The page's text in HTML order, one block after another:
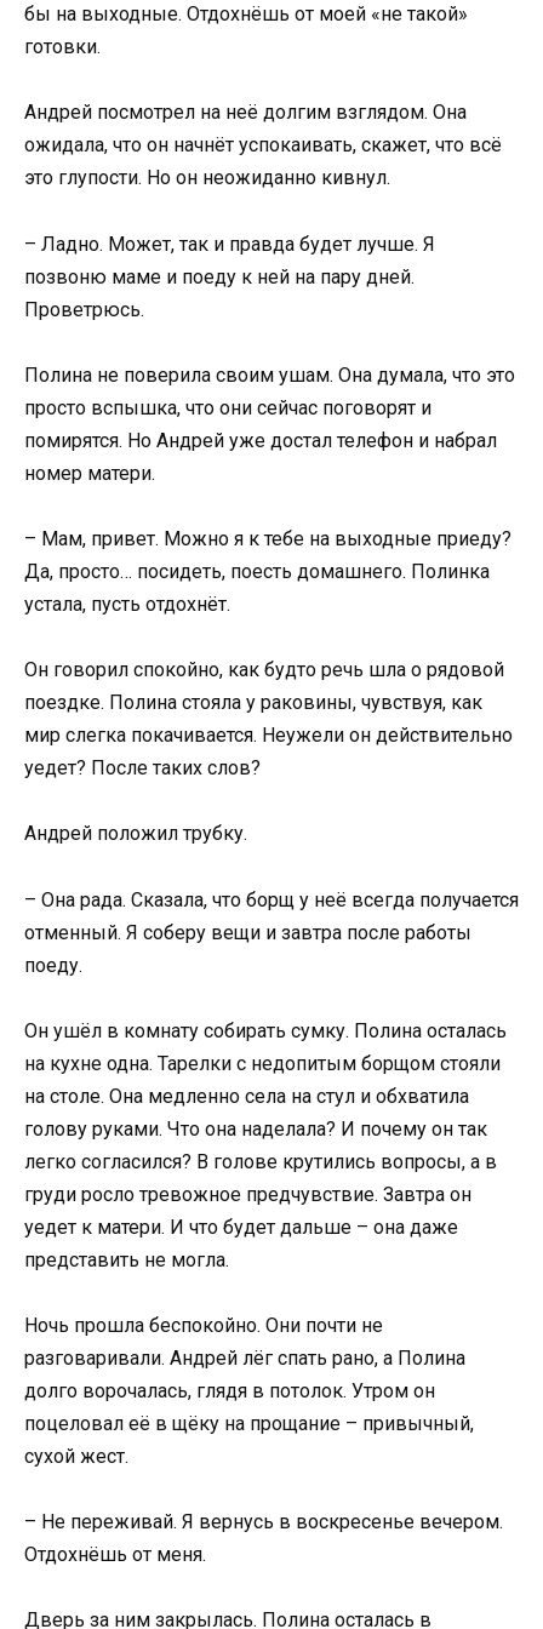
бы на выходные. Отдохнёшь от моей «не такой»
готовки.
Андрей посмотрел на неё долгим взглядом. Она
ожидала, что он начнёт успокаивать, скажет, что всё
это глупости. Но он неожиданно кивнул.
– Ладно. Может, так и правда будет лучше. Я
позвоню маме и поеду к ней на пару дней.
Проветрюсь.
Полина не поверила своим ушам. Она думала, что это
просто вспышка, что они сейчас поговорят и
помирятся. Но Андрей уже достал телефон и набрал
номер матери.
– Мам, привет. Можно я к тебе на выходные приеду?
Да, просто… посидеть, поесть домашнего. Полинка
устала, пусть отдохнёт.
Он говорил спокойно, как будто речь шла о рядовой
поездке. Полина стояла у раковины, чувствуя, как
мир слегка покачивается. Неужели он действительно
уедет? После таких слов?
Андрей положил трубку.
– Она рада. Сказала, что борщ у неё всегда получается
отменный. Я соберу вещи и завтра после работы
поеду.
Он ушёл в комнату собирать сумку. Полина осталась
на кухне одна. Тарелки с недопитым борщом стояли
на столе. Она медленно села на стул и обхватила
голову руками. Что она наделала? И почему он так
легко согласился? В голове крутились вопросы, а в
груди росло тревожное предчувствие. Завтра он
уедет к матери. И что будет дальше – она даже
представить не могла.
Ночь прошла беспокойно. Они почти не
разговаривали. Андрей лёг спать рано, а Полина
долго ворочалась, глядя в потолок. Утром он
поцеловал её в щёку на прощание – привычный,
сухой жест.
– Не переживай. Я вернусь в воскресенье вечером.
Отдохнёшь от меня.
Дверь за ним закрылась. Полина осталась в